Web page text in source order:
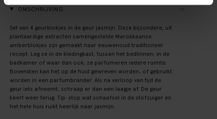
OMSCHRIJVING
Set van 4 geurblokjes in de geur jasmijn. Deze bijzondere, uit
plantaardige extracten samengestelde Marokkaanse
amberblokjes zijn gemaakt naar eeuwenoud traditioneel
recept. Leg ze in de kledingkast, tussen het bedlinnen, in de
badkamer of waar dan ook; ze parfumeren iedere ruimte.
Bovendien kan het op de huid gewreven worden, of gebruikt
worden in een parfumbrander. Als na verloop van tijd de
geur iets afneemt, schraap er dan een laagje af. De geur
keert weer terug. Tip: stop wat schaafsel in de stofzuiger en
het hele huis ruikt heerlijk naar jasmijn.